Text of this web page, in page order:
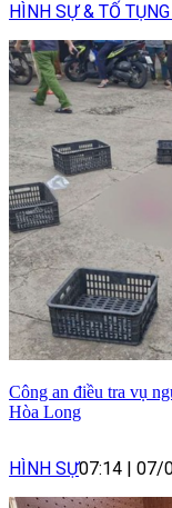
HÌNH SỰ & TỐ
Công an điều tra vụ
Hòa Long
HÌNH SỰ07:14 07/